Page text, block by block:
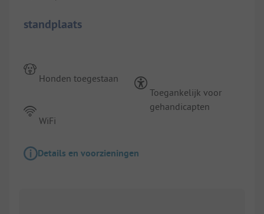
standplaats
Honden toegestaan
WiFi
Toegankelijk voor
gehandicapten
Details en voorzieningen